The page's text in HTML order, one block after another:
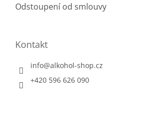
Odstoupení od smlouvy
Kontakt
info@alkohol-shop.cz
+420 596 626 090